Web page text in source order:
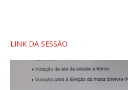
LINK DA SESSÃO